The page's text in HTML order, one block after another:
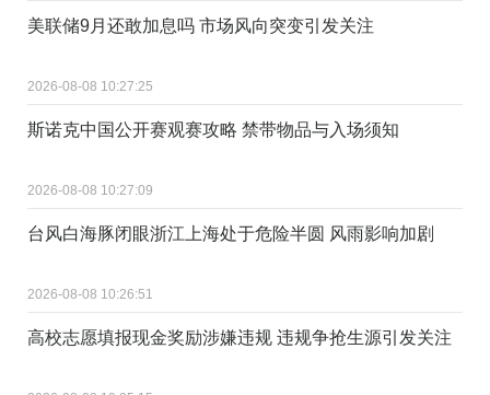
美联储9月还敢加息吗 市场风向突变引发关注
2026-08-08 10:27:25
斯诺克中国公开赛观赛攻略 禁带物品与入场须知
2026-08-08 10:27:09
台风白海豚闭眼浙江上海处于危险半圆 风雨影响加剧
2026-08-08 10:26:51
高校志愿填报现金奖励涉嫌违规 违规争抢生源引发关注